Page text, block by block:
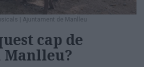
| Ajuntament de Manlleu
cap de
Manlleu?